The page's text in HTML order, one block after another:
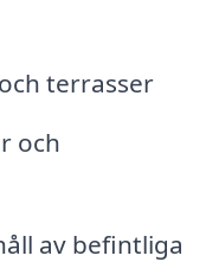
terrasser
och
av befintliga